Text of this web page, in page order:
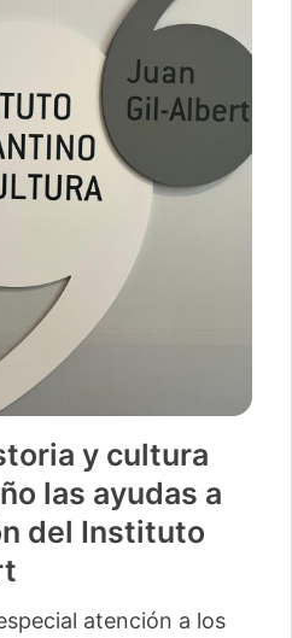
y cultura
las ayudas a
del Instituto
atención a los